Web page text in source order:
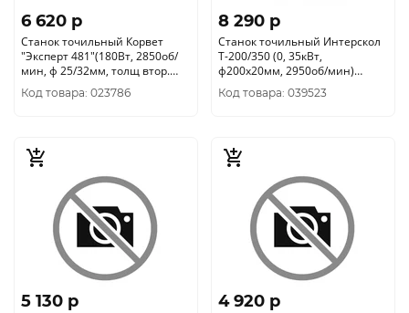
6 620 p
Станок точильный Корвет
"Эксперт 481"(180Вт, 2850об/
мин, ф 25/32мм, толщ втор.
круга16мм) Энкор 94810
Код товара: 023786
8 290 p
Станок точильный Интерскол
Т-200/350 (0, 35кВт,
ф200х20мм, 2950об/мин)
592.1.0.00
Код товара: 039523
5 130 p 4 920 p